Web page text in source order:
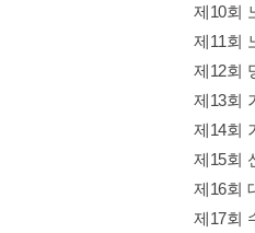
제10회
제11회
제12회
제13회
제14회
제15회
제16회
제17회